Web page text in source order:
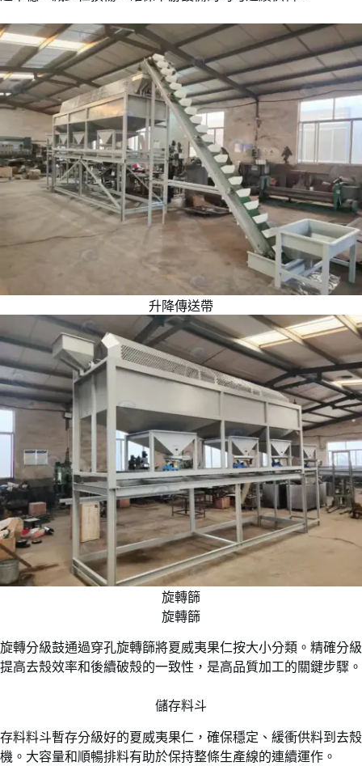
升降傳送帶
旋轉篩
旋轉篩
旋轉分級鼓通過穿孔旋轉篩將夏威夷果仁按大小分類。精確分級
提高去殼效率和後續破殼的一致性，是高品質加工的關鍵步驟。
儲存料斗
存料料斗暫存分級好的夏威夷果仁，確保穩定、緩衝供料到去殼
機。大容量和順暢排料有助於保持整條生產線的連續運作。